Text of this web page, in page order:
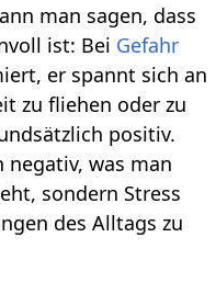
man sagen, dass
ist: Bei Gefahr
er spannt sich an
zu fliehen oder zu
positiv.
negativ, was man
sondern Stress
des Alltags zu